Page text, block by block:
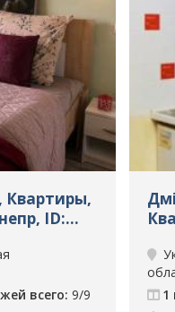
Квартиры,
ID:
всего: 9/9
1